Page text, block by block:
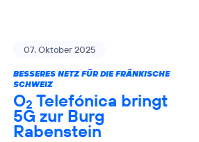
07. Oktober 2025
BESSERES NETZ FÜR DIE FRÄNKISCHE
SCHWEIZ
O2 Telefónica bringt
5G zur Burg
Rabenstein